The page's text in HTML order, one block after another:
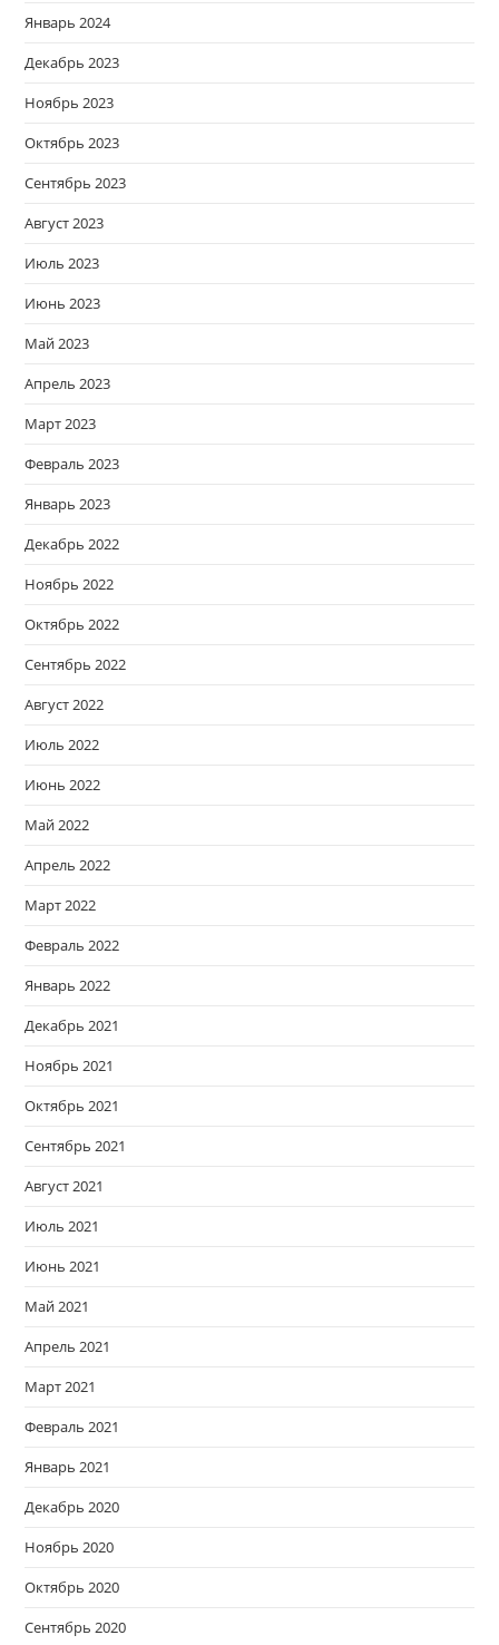
Январь 2024
Декабрь 2023
Ноябрь 2023
Октябрь 2023
Сентябрь 2023
Август 2023
Июль 2023
Июнь 2023
Май 2023
Апрель 2023
Март 2023
Февраль 2023
Январь 2023
Декабрь 2022
Ноябрь 2022
Октябрь 2022
Сентябрь 2022
Август 2022
Июль 2022
Июнь 2022
Май 2022
Апрель 2022
Март 2022
Февраль 2022
Январь 2022
Декабрь 2021
Ноябрь 2021
Октябрь 2021
Сентябрь 2021
Август 2021
Июль 2021
Июнь 2021
Май 2021
Апрель 2021
Март 2021
Февраль 2021
Январь 2021
Декабрь 2020
Ноябрь 2020
Октябрь 2020
Сентябрь 2020